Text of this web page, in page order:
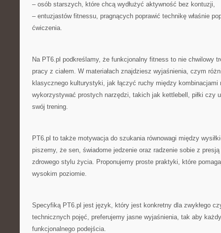
– osób starszych, które chcą wydłużyć aktywność bez kontuzji,
– entuzjastów fitnessu, pragnących poprawić technikę właśnie
ćwiczenia.
Na PT6.pl podkreślamy, że funkcjonalny fitness to nie chwilowy
pracy z ciałem. W materiałach znajdziesz wyjaśnienia, czym
klasycznego kulturystyki, jak łączyć ruchy między kombinacjami
wykorzystywać prostych narzędzi, takich jak kettlebell, piłki czy
swój trening.
PT6.pl to także motywacja do szukania równowagi między
piszemy, że sen, świadome jedzenie oraz radzenie sobie z
zdrowego stylu życia. Proponujemy proste praktyki, które
wysokim poziomie.
Specyfiką PT6.pl jest język, który jest konkretny dla zwykłego
technicznych pojęć, preferujemy jasne wyjaśnienia, tak aby
funkcjonalnego podejścia.